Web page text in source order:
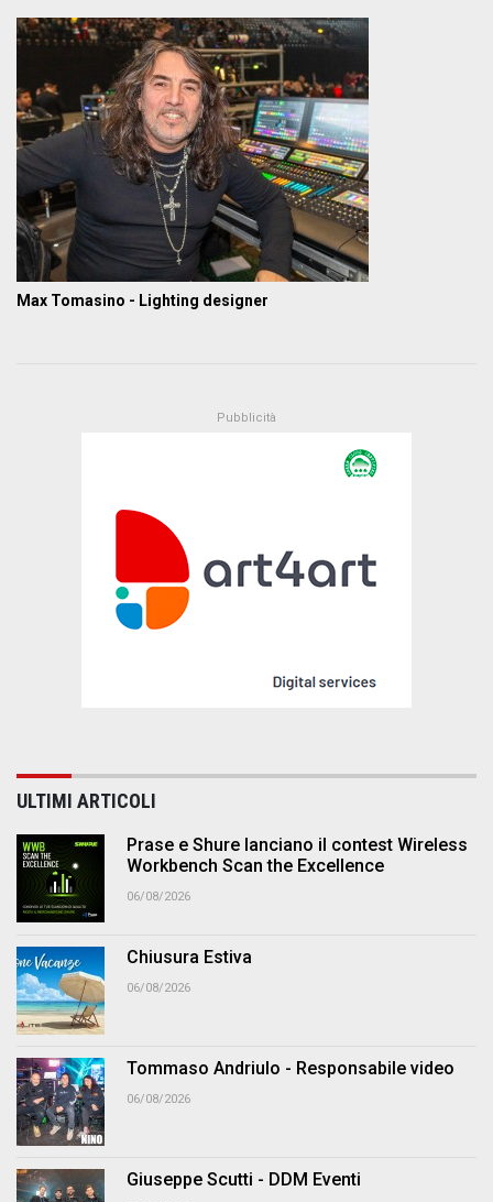
Max Tomasino - Lighting designer
ULTIMI ARTICOLI
Prase e Shure lanciano il contest Wireless
Workbench Scan the Excellence
06/08/2026
Chiusura Estiva
06/08/2026
Tommaso Andriulo - Responsabile video
06/08/2026
Giuseppe Scutti - DDM Eventi